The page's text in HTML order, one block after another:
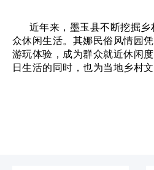
近年来，墨玉县不断挖掘
众休闲生活。其娜民俗风情园
游玩体验，成为群众就近休闲
日生活的同时，也为当地乡村